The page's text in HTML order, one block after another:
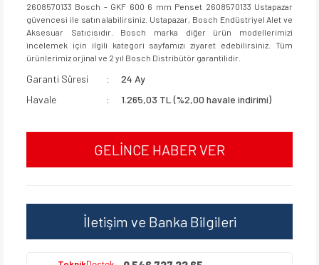
2608570133 Bosch - GKF 600 6 mm Penset 2608570133 Ustapazar
güvencesi ile satın alabilirsiniz. Ustapazar, Bosch Endüstriyel Alet ve
Aksesuar Satıcısıdır. Bosch marka diğer ürün modellerimizi
incelemek için ilgili kategori sayfamızı ziyaret edebilirsiniz. Tüm
ürünlerimiz orjinal ve 2 yıl Bosch Distribütör garantilidir.
Garanti Süresi
24 Ay
Havale
1.265,03 TL (%2,00 havale indirimi)
GELİNCE HABER VER
İletişim ve Banka Bilgileri